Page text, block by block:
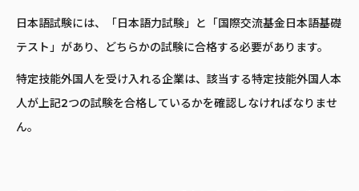
日本語試験には、「日本語力試験」と「国際交流基金日本語基礎
テスト」があり、どちらかの試験に合格する必要があります。
特定技能外国人を受け入れる企業は、該当する特定技能外国人本
人が上記2つの試験を合格しているかを確認しなければなりませ
ん。